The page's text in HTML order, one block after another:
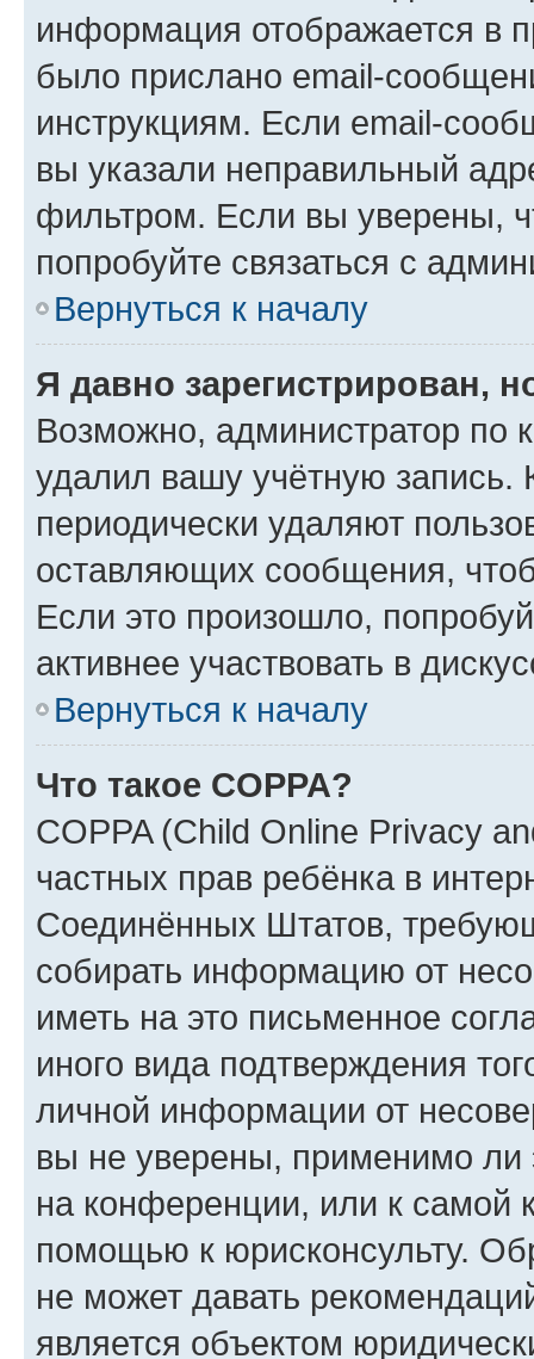
информация отображается в
было прислано email-
инструкциям. Если email-
вы указали неправильный
фильтром. Если вы уверены,
попробуйте связаться с
Вернуться к началу
Я давно зарегистрирован,
Возможно, администратор по
удалил вашу учётную запись.
периодически удаляют
оставляющих сообщения,
Если это произошло,
активнее участвовать в
Вернуться к началу
Что такое COPPA?
COPPA (Child Online Privacy
частных прав ребёнка в
Соединённых Штатов,
собирать информацию от
иметь на это письменное
иного вида подтверждения
личной информации от
вы не уверены, применимо ли
на конференции, или к самой
помощью к юрисконсульту.
не может давать
является объектом